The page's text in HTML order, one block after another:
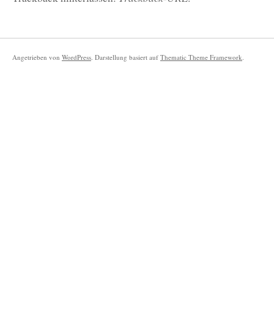
Angetrieben von WordPress. Darstellung basiert auf Thematic Theme Framework.